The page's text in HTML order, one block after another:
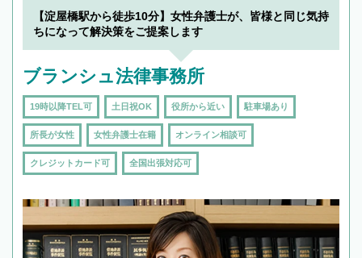
【淀屋橋駅から徒歩10分】女性弁護士が、皆様と同じ気持
ちになって解決策をご提案します
ブランシュ法律事務所
19時以降TEL可 土日祝OK 役所から近い 駐車場あり
所長が女性 女性弁護士在籍 オンライン相談可
クレジットカード可 全国出張対応可